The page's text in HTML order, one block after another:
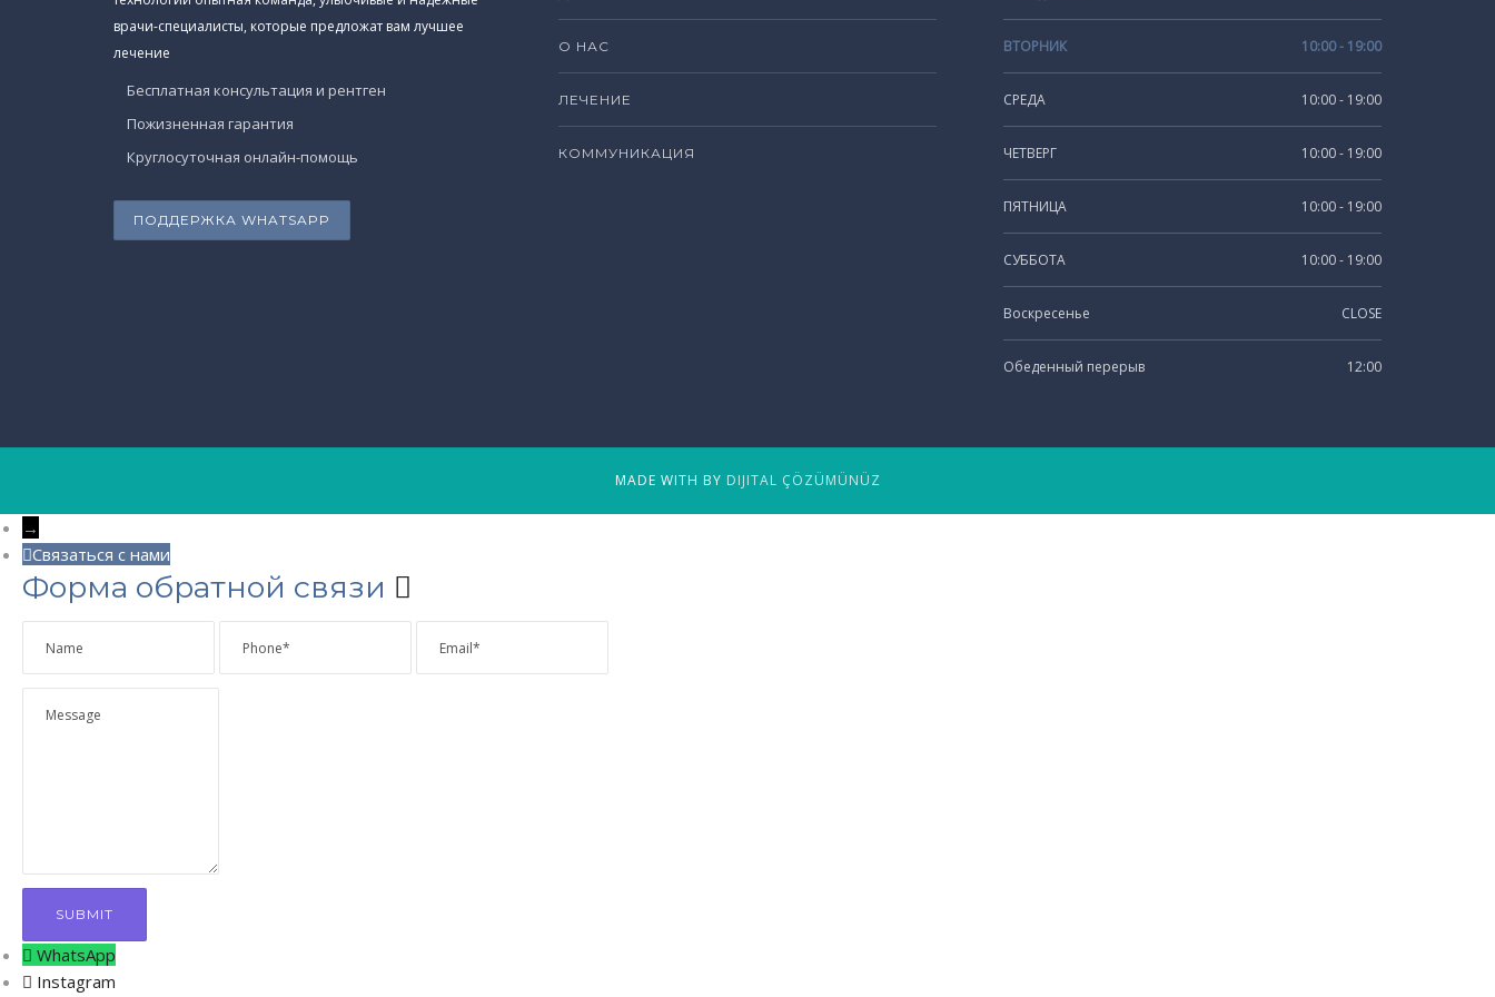
врачи-специалисты, которые предложат вам лучшее
лечение
Бесплатная консультация и рентген
Пожизненная гарантия
Круглосуточная онлайн-помощь
ПОДДЕРЖКА WHATSAPP
О НАС
ЛЕЧЕНИЕ
КОММУНИКАЦИЯ
ВТОРНИК 10:00 - 19:00
СРЕДА 10:00 - 19:00
ЧЕТВЕРГ 10:00 - 19:00
ПЯТНИЦА 10:00 - 19:00
СУББОТА 10:00 - 19:00
Воскресенье CLOSE
Обеденный перерыв 12:00
MADE WITH BY DIJITAL ÇÖZÜMÜNÜZ
→
Связаться с нами
Форма обратной связи
WhatsApp
Instagram